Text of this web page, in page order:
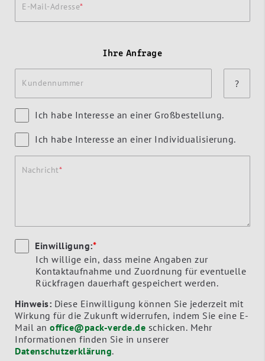
E-Mail-Adresse
Ihre Anfrage
Kundennummer ?
Ich habe Interesse an einer Großbestellung.
Ich habe Interesse an einer Individualisierung.
Nachricht
Einwilligung:*
Ich willige ein, dass meine Angaben zur
Kontaktaufnahme und Zuordnung für eventuelle
Rückfragen dauerhaft gespeichert werden.
Hinweis: Diese Einwilligung können Sie jederzeit mit
Wirkung für die Zukunft widerrufen, indem Sie eine E-
Mail an office@pack-verde.de
Informationen finden Sie in unserer
Datenschutzerklärung.